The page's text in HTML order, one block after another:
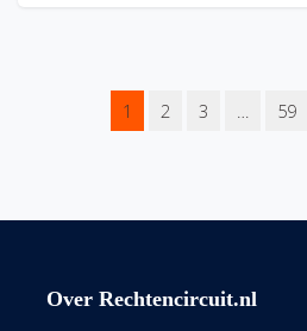
1 2 3 … 59
Over Rechtencircuit.nl